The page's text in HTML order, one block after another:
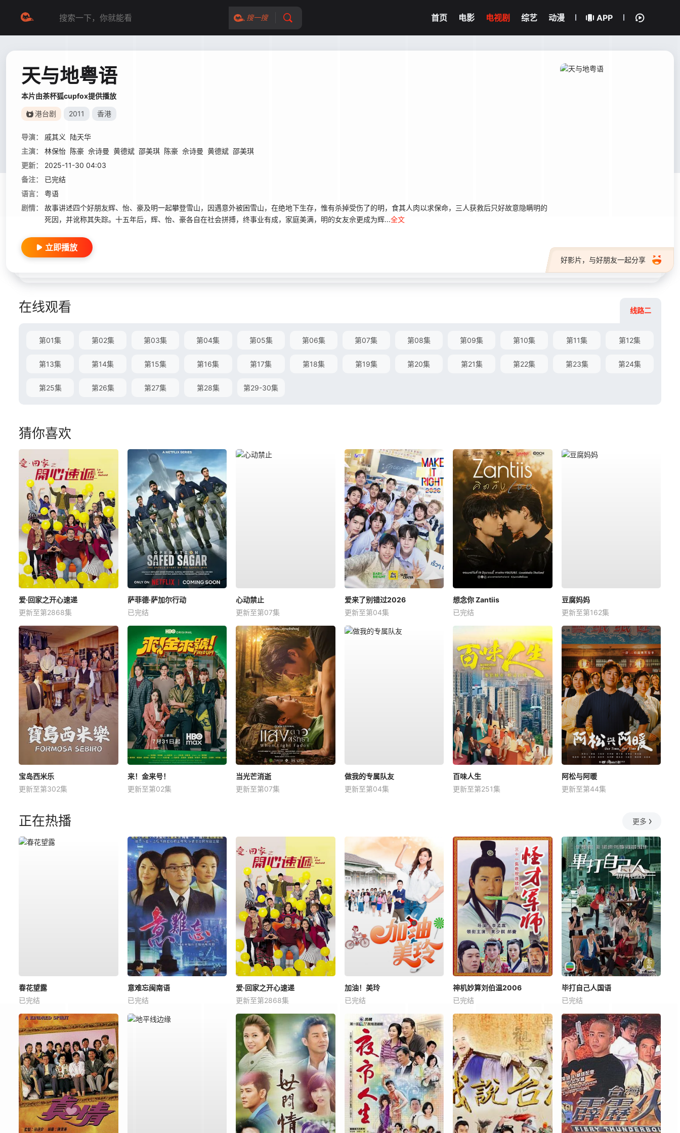
搜一搜 首页 电影 电视剧 综艺 动漫 APP
天与地粤语
本片由茶杯狐cupfox提供播放
港台剧 2011 香港
导演： 戚其义
陆天华
主演：
林保怡 陈豪 佘诗曼 黄德斌 邵美琪 陈豪 佘诗曼 黄德斌 邵美琪
更新：
2025-11-30 04:03
备注：
已完结
语言：
粤语
剧情：
故事讲述四个好朋友辉、怡、豪及明一起攀登雪山，因遇意外被困雪山，在绝地下生存，惟有杀掉受伤了的明，食其人肉以求保命，三人获救后只好故意隐瞒明的
死因，并讹称其失踪。十五年后，辉、怡、豪各自在社会拼搏，终事业有成，家庭美满，明的女友佘更成为辉...全文
好影片，与好朋友一起分享
立即播放
在线观看 线路二
第01集 第02集 第03集 第04集 第05集 第06集 第07集 第08集 第09集 第10集 第11集 第12集
第13集 第14集 第15集 第16集 第17集 第18集 第19集 第20集 第21集 第22集 第23集 第24集
第25集 第26集 第27集 第28集 第29-30集
猜你喜欢
爱·回家之开心速递
更新至第2868集
萨菲德·萨加尔行动
已完结
心动禁止
更新至第07集
爱来了别错过2026
更新至第04集
想念你 Zantiis
已完结
豆腐妈妈
更新至第162集
宝岛西米乐
更新至第302集
来！金来号！
更新至第02集
当光芒消逝
更新至第07集
做我的专属队友
更新至第04集
百味人生
更新至第251集
阿松与阿暖
更新至第44集
正在热播 更多
春花望露
已完结
意难忘闽南语
已完结
爱·回家之开心速递
更新至第2868集
加油！美玲
已完结
神机妙算刘伯温2006
已完结
毕打自己人国语
已完结